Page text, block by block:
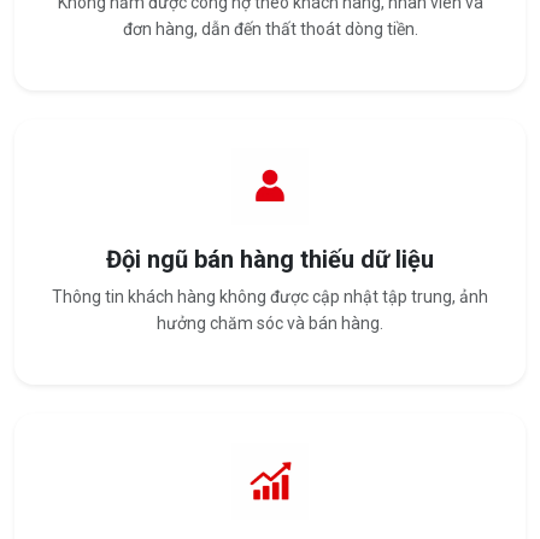
đơn hàng, dẫn đến thất thoát dòng tiền.
Đội ngũ bán hàng thiếu dữ liệu
Thông tin khách hàng không được cập nhật tập trung, ảnh
hưởng chăm sóc và bán hàng.